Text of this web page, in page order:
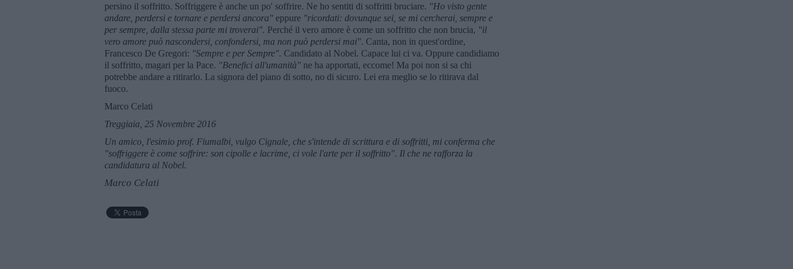
persino il soffritto. Soffriggere è anche un po' soffrire. Ne ho sentiti di soffritti bruciare. "Ho visto gente
andare, perdersi e tornare e perdersi ancora" eppure "ricordati: dovunque sei, se mi cercherai, sempre e
per sempre, dalla stessa parte mi troverai". Perché il vero amore è come un soffritto che non brucia, "il
vero amore può nascondersi, confondersi, ma non può perdersi mai". Canta, non in quest'ordine,
Francesco De Gregori: "Sempre e per Sempre". Candidato al Nobel. Capace lui ci va. Oppure candidiamo
il soffritto, magari per la Pace. "Benefici all'umanità" ne ha apportati, eccome! Ma poi non si sa chi
potrebbe andare a ritirarlo. La signora del piano di sotto, no di sicuro. Lei era meglio se lo ritirava dal
fuoco.
Marco Celati
Treggiaia, 25 Novembre 2016
Un amico, l'esimio prof. Fiumalbi, vulgo Cignale, che s'intende di scrittura e di soffritti, mi conferma che
"soffriggere è come soffrire: son cipolle e lacrime, ci vole l'arte per il soffritto". Il che ne rafforza la
candidatura al Nobel.
Marco Celati